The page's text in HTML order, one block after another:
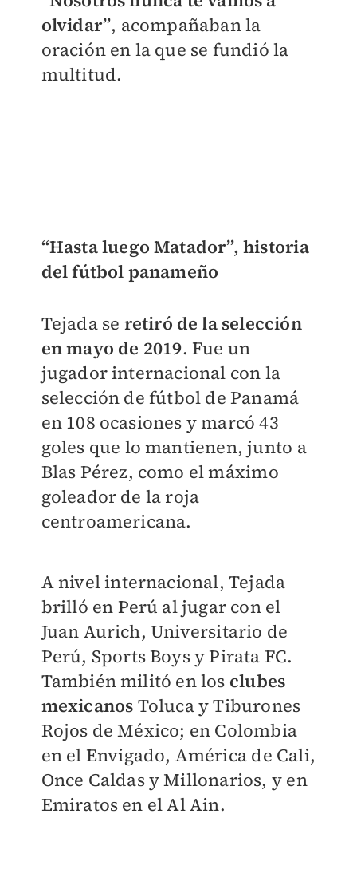
olvidar”, acompañaban la
oración en la que se fundió la
multitud.
“Hasta luego Matador”, historia
del fútbol panameño
Tejada se retiró de la selección
en mayo de 2019. Fue un
jugador internacional con la
selección de fútbol de Panamá
en 108 ocasiones y marcó 43
goles que lo mantienen, junto a
Blas Pérez, como el máximo
goleador de la roja
centroamericana.
A nivel internacional, Tejada
brilló en Perú al jugar con el
Juan Aurich, Universitario de
Perú, Sports Boys y Pirata FC.
También militó en los clubes
mexicanos Toluca y Tiburones
Rojos de México; en Colombia
en el Envigado, América de Cali,
Once Caldas y Millonarios, y en
Emiratos en el Al Ain.